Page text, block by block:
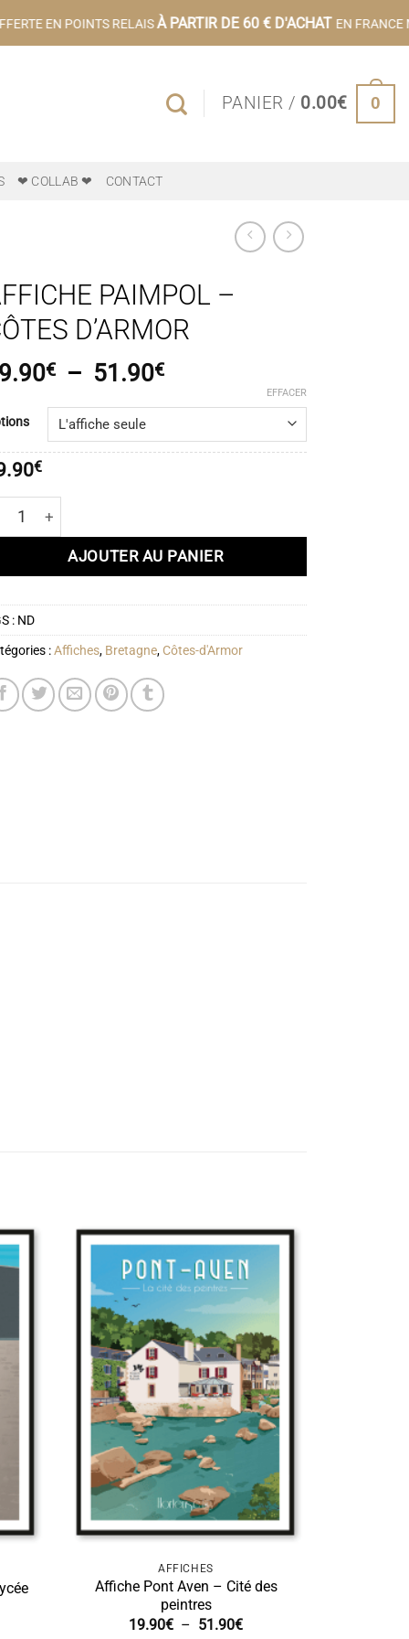
EN POINTS RELAISÀ PARTIR DE 60 € D'ACHATEN FRANCE
PANIER / 0.00€ 0
❤ COLLAB ❤ CONTACT
PAIMPOL –
D’ARMOR
€ – 51.90€Plage
19.90€
EFFACER
€
de Affiche Paimpol – Côtes d’Armor
AJOUTER AU PANIER
: ND
:Affiches, Bretagne, Côtes-d'Armor
AFFICHES
Affiche Pont Aven – Cité des
peintres
19.90€ – 51.90€Plage